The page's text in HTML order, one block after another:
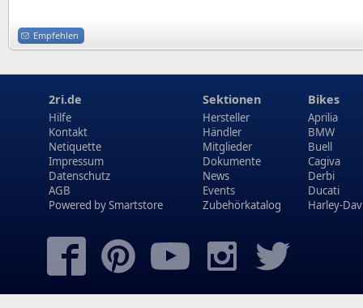
Empfehlen
2ri.de
Hilfe
Kontakt
Netiquette
Impressum
Datenschutz
AGB
Powered bySmartstore
Sektionen
Hersteller
Händler
Mitglieder
Dokumente
News
Events
Zubehörkatalog
Bikes
Aprilia
BMW
Buell
Cagiva
Derbi
Ducati
Harley-